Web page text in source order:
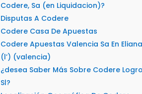
Codere, Sa (en Liquidacion)?
Disputas A Codere
Codere Casa De Apuestas
Codere Apuestas Valencia Sa En Eliana
(l’) (valencia)
¿desea Saber Más Sobre Codere
Sl?